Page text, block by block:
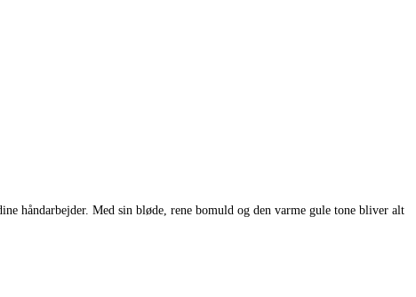
håndarbejder. Med sin bløde, rene bomuld og den varme gule tone bliver alt